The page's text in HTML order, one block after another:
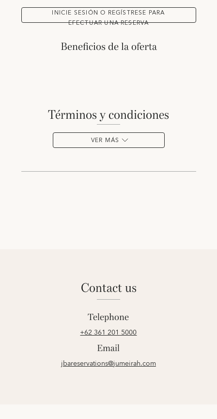
INICIE SESIÓN O REGÍSTRESE PARA
EFECTUAR UNA RESERVA
Beneficios de la oferta
términos y condiciones
VER MÁS
contact us
Telephone
+62 361 201 5000
Email
jbareservations@jumeirah.com